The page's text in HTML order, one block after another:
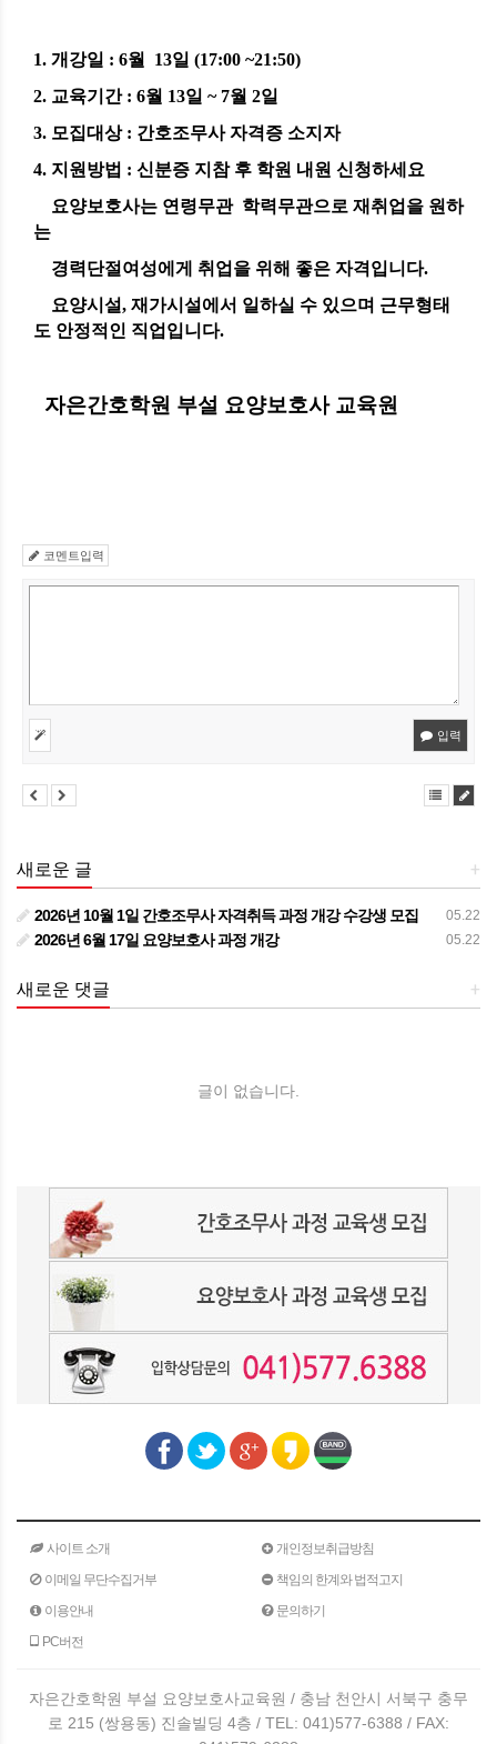
1. 개강일 : 6월 13일 (17:00 ~21:50)
2. 교육기간 : 6월 13일 ~ 7월 2일
3. 모집대상 : 간호조무사 자격증 소지자
4. 지원방법 : 신분증 지참 후 학원 내원 신청하세요
요양보호사는 연령무관 학력무관으로 재취업을 원하
는
경력단절여성에게 취업을 위해 좋은 자격입니다.
요양시설, 재가시설에서 일하실 수 있으며 근무형태
도 안정적인 직업입니다.
자은간호학원 부설 요양보호사 교육원
코멘트입력
입력
+
새로운 글
05.22
2026년 10월 1일 간호조무사 자격취득 과정 개강 수강생 모집
05.22
2026년 6월 17일 요양보호사 과정 개강
+
새로운 댓글
글이 없습니다.
사이트 소개
개인정보취급방침
이메일 무단수집거부
책임의 한계와 법적고지
이용안내
문의하기
PC버전
자은간호학원 부설 요양보호사교육원 / 충남 천안시 서북구 충무
로 215 (쌍용동) 진솔빌딩 4층 / TEL: 041)577-6388 / FAX: